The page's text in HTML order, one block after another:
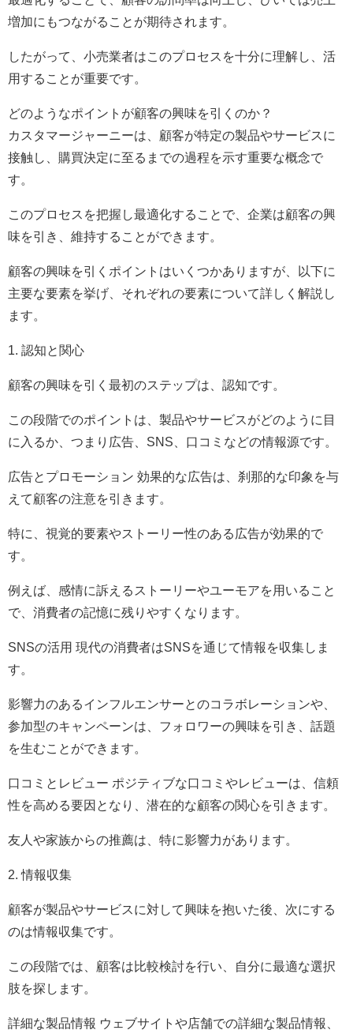
増加にもつながることが期待されます。
したがって、小売業者はこのプロセスを十分に理解し、活
用することが重要です。
どのようなポイントが顧客の興味を引くのか？
カスタマージャーニーは、顧客が特定の製品やサービスに
接触し、購買決定に至るまでの過程を示す重要な概念で
す。
このプロセスを把握し最適化することで、企業は顧客の興
味を引き、維持することができます。
顧客の興味を引くポイントはいくつかありますが、以下に
主要な要素を挙げ、それぞれの要素について詳しく解説し
ます。
1. 認知と関心
顧客の興味を引く最初のステップは、認知です。
この段階でのポイントは、製品やサービスがどのように目
に入るか、つまり広告、SNS、口コミなどの情報源です。
広告とプロモーション 効果的な広告は、刹那的な印象を与
えて顧客の注意を引きます。
特に、視覚的要素やストーリー性のある広告が効果的で
す。
例えば、感情に訴えるストーリーやユーモアを用いること
で、消費者の記憶に残りやすくなります。
SNSの活用 現代の消費者はSNSを通じて情報を収集しま
す。
影響力のあるインフルエンサーとのコラボレーションや、
参加型のキャンペーンは、フォロワーの興味を引き、話題
を生むことができます。
口コミとレビュー ポジティブな口コミやレビューは、信頼
性を高める要因となり、潜在的な顧客の関心を引きます。
友人や家族からの推薦は、特に影響力があります。
2. 情報収集
顧客が製品やサービスに対して興味を抱いた後、次にする
のは情報収集です。
この段階では、顧客は比較検討を行い、自分に最適な選択
肢を探します。
詳細な製品情報 ウェブサイトや店舗での詳細な製品情報、